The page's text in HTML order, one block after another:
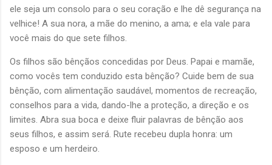
ele seja um consolo para o seu coração e lhe dê segurança na
velhice! A sua nora, a mãe do menino, a ama; e ela vale para
você mais do que sete filhos.
Os filhos são bênçãos concedidas por Deus. Papai e mamãe,
como vocês tem conduzido esta bênção? Cuide bem de sua
bênção, com alimentação saudável, momentos de recreação,
conselhos para a vida, dando-lhe a proteção, a direção e os
limites. Abra sua boca e deixe fluir palavras de bênção aos
seus filhos, e assim será. Rute recebeu dupla honra: um
esposo e um herdeiro.